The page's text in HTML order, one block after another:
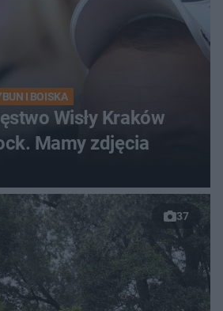
I BOISKA
Wisły Kraków
Mamy zdjęcia
37